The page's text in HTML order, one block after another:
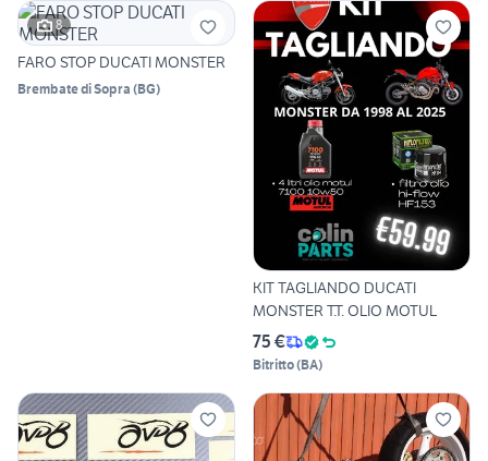
8
FARO STOP DUCATI MONSTER
Brembate di Sopra (BG)
KIT TAGLIANDO DUCATI
MONSTER T.T. OLIO MOTUL
75 €
Bitritto(BA)